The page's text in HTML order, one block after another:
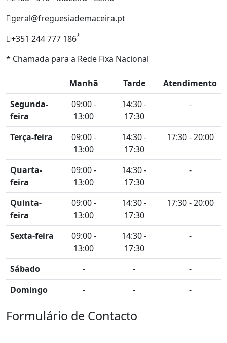
geral@freguesiademaceira.pt
+351 244 777 186*
* Chamada para a Rede Fixa Nacional
Manhã Tarde
Atendimento
Segunda-
feira
09:00 -
13:00
14:30 -
17:30
-
Terça-feira
09:00 -
13:00
14:30 -
17:30
17:30 - 20:00
Quarta-
feira
09:00 -
13:00
14:30 -
17:30
-
Quinta-
feira
09:00 -
13:00
14:30 -
17:30
17:30 - 20:00
Sexta-feira
09:00 -
13:00
14:30 -
17:30
-
Sábado - -
-
Domingo
- - -
Formulário de Contacto